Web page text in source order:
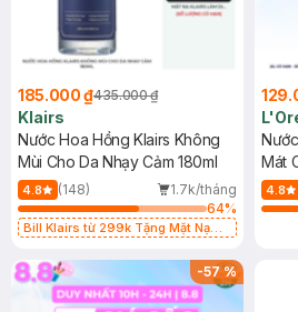
185.000 ₫435.000 ₫
Klairs
Nước Hoa Hồng Klairs Không
Mùi Cho Da Nhạy Cảm 180ml
4.8 (148)
1.7k/tháng
64%
Bill Klairs từ 299k Tặng Mặt Nạ
25ml (SL Có Hạn)
Mát
4.8
-57%